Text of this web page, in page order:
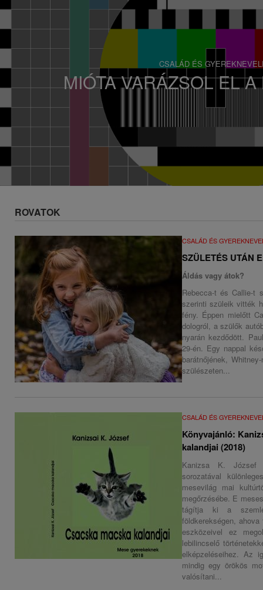
a
CSALÁD ÉS
MIÓTA VARÁZSOL EL
CSALÁD ÉS
EGYEDÜL A
ROVATOK
CSALÁD ÉS
SZÜLETÉS UTÁN
Áldás vagy átok?
Rebecca-t és Callie-t
szerinti szüleik vitték
fény. Éppen mielőtt
dologról, a szülők
nyarán kezdődött.
29-én. Egy nappal
barátnőjének,
szülészeten...
CSALÁD ÉS
Könyvajánló:
kalandjai (2018)
Kanizsa K. József
sorozatával
mesevilág mai
megőrzésébe. E
tágítja ki a
földkerekségen,
eszközeivel ez
lebilincselő
elképzeléseihez. Az
mindig egy örökös
valósítani...